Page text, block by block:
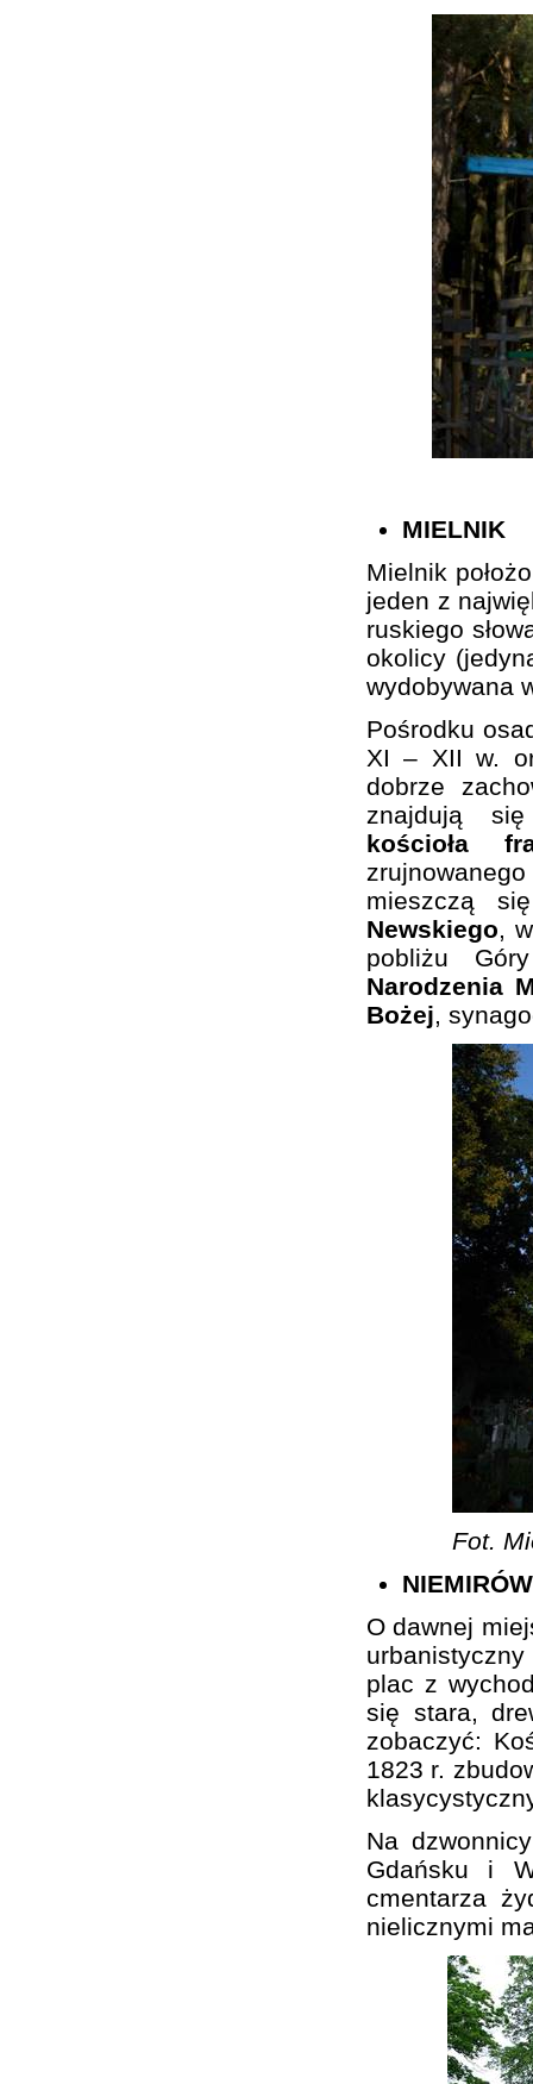
MIELNIK
Mielnik
jeden z
ruskiego
okolicy
wydobywana
Pośrodku
XI – XII w.
dobrze
znajdują
kościoła
mieszczą
Newskiego,
pobliżu
Narodzenia
Bożej,
Fot.
NIEMIRÓW
O dawnej
plac z
się stara,
zobaczyć:
1823 r.
Na
Gdańsku i
cmentarza
nielicznymi